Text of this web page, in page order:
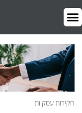
חקירות עסקיות